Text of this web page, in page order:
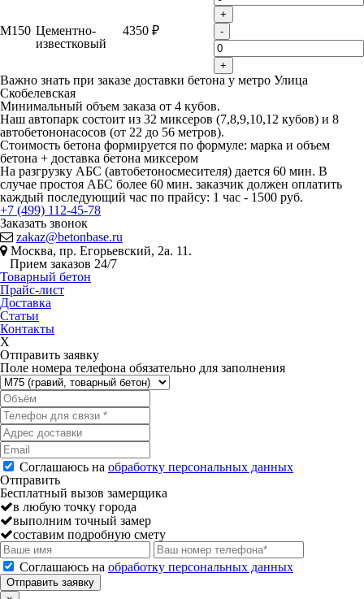
+
М150 Цементно-
известковый
4350 ₽ -
+
Важно знать при заказе доставки бетона у метро Улица
Скобелевская
Минимальный объем заказа от 4 кубов.
Наш автопарк состоит из 32 миксеров (7,8,9,10,12 кубов) и 8
автобетононасосов (от 22 до 56 метров).
Стоимость бетона формируется по формуле: марка и объем
бетона + доставка бетона миксером
На разгрузку АБС (автобетоносмесителя) дается 60 мин. В
случае простоя АБС более 60 мин. заказчик должен оплатить
каждый последующий час по прайсу: 1 час - 1500 руб.
+7 (499) 112-45-78
Заказать звонок
zakaz@betonbase.ru
Москва, пр. Егорьевский, 2а. 11.
Прием заказов 24/7
Товарный бетон
Прайс-лист
Доставка
Статьи
Контакты
X
Отправить заявку
Поле номера телефона обязательно для заполнения
Соглашаюсь на обработку персональных данных
Отправить
Бесплатный вызов замерщика
в любую точку города
выполним точный замер
составим подробную смету
Соглашаюсь на обработку персональных данных
Отправить заявку